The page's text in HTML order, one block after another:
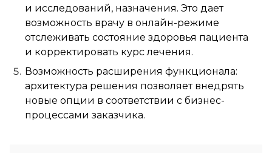
и исследований, назначения. Это дает
возможность врачу в онлайн-режиме
отслеживать состояние здоровья пациента
и корректировать курс лечения.
Возможность расширения функционала:
архитектура решения позволяет внедрять
новые опции в соответствии с бизнес-
процессами заказчика.